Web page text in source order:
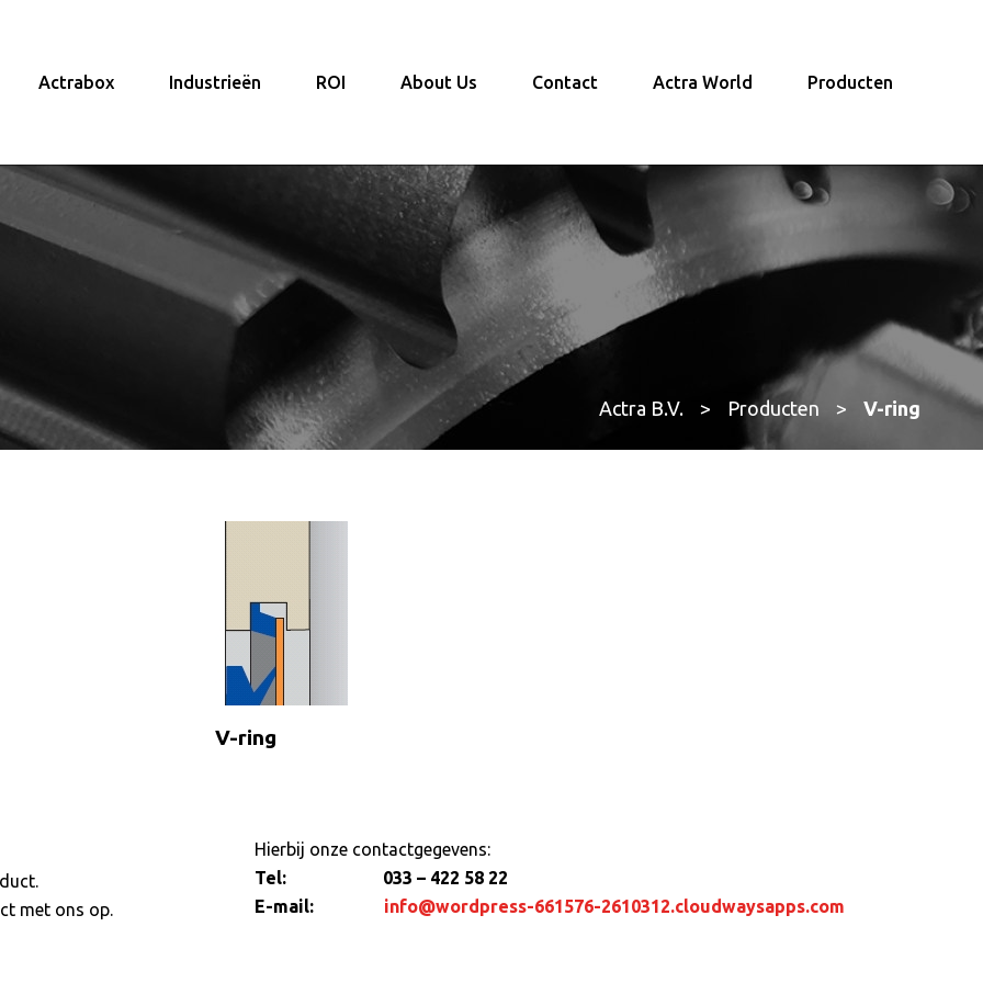
Actrabox Industrieën ROI About Us Contact Actra World Producten
Actra B.V. > Producten > V-ring
V-ring
met ons op.
Hierbij onze contactgegevens:
Tel: 033 – 422 58 22
E-mail: info@wordpress-661576-2610312.cloudwaysapps.com